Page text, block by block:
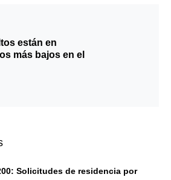
están en
más bajos en el
Solicitudes de residencia por